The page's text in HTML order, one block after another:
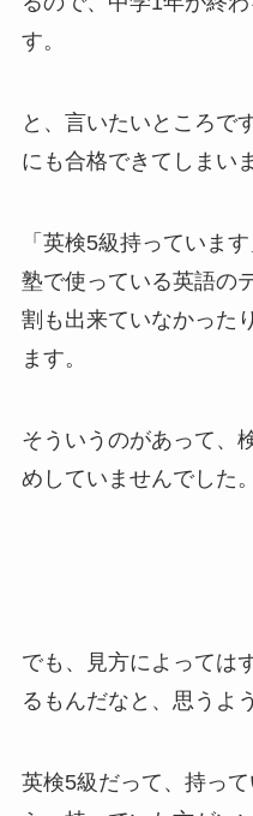
す。
と、言いたいところで
にも合格できてしまい
「英検5級持っていま
塾で使っている英語の
割も出来ていなかった
ます。
そういうのがあって、
めしていませんでした。
でも、見方によっては
るもんだなと、思うよ
英検5級だって、持っ